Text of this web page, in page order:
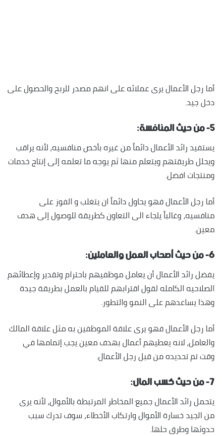
أما رجل الأعمال يرى عملائه على انهم مصدر للربح والحصول على
دخل جيد.
٥- من حيث المنافسة:
يستفيد رائد الأعمال دائماً من غيره بأخص منافسيه، لأنه يراقب
ويحلل طريقتهم ويتعلم منها ثم يوجه ما تعلمه إلى إنتاج خدمات
ومنتجات افضل.
أما رجل الأعمال فهو يحاول دائماً ان يتغلب و الفوز على
منافسيه، وغالباً يلجاء الى التعاون كطريقة للوصول إلى هدف
معين.
٦- من حيث أصحاب العمل والعاملين:
يفضل رائد الأعمال أن يعامل موظفيهم باحترام وتقدير وإعطائهم
الصلاحيه الكامله لقول اقترابهم للقيام بالعمل بطريقة جيدة
وهذا يساعدهم على النمو والتطور.
أما رجل الأعمال فهو يرى علاقة الموظفين به مثل علاقة المالك
والعامل، لانه يعطيهم أعمال بهدف معين يجب إتمامها في
وقت تم تحديده من قبل رجل الأعمال.
٧- من حيث كسب المال:
يتحمل رائد الأعمال جميع المخاطر المرتبطة بالأموال، لأنه يرى
من الجيد خسارة الأموال وارتكاب الأخطاء، سوف تدرك سبب
حدوثها وطرق حلها.